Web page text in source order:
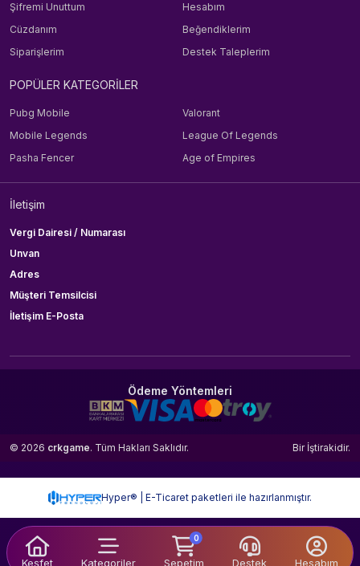
Keşfet Kategoriler
0
Sepetim Destek Hesabım
Şifremi Unuttum
Hesabım
Cüzdanım
Beğendiklerim
Siparişlerim
Destek Taleplerim
POPÜLER KATEGORİLER
Pubg Mobile
Valorant
Mobile Legends
League Of Legends
Pasha Fencer
Age of Empires
İletişim
Vergi Dairesi / Numarası
Unvan
Adres
Müşteri Temsilcisi
İletişim E-Posta
Ödeme Yöntemleri
© 2026 crkgame. Tüm Hakları Saklıdır. Bir İştirakidir.
Hyper® | E-Ticaret paketleri ile hazırlanmıştır.